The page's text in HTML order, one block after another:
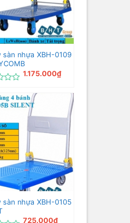
sàn nhựa XBH-0109
1.175.000₫
sàn nhựa XBH-0105
725.000₫